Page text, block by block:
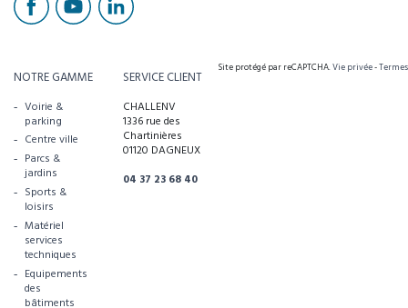
NOTRE GAMME
Voirie &
parking
Centre ville
Parcs &
jardins
Sports &
loisirs
Matériel
services
techniques
Equipements
des
bâtiments
SERVICE CLIENT
CHALLENV
1336 rue des
Chartinières
01120 DAGNEUX
04 37 23 68 40
Site protégé par reCAPTCHA.Vie privée-Termes